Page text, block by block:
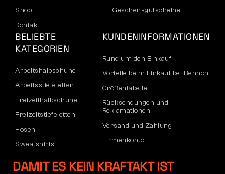
Shop
Kontakt
Geschenkgutscheine
BELIEBTE
KATEGORIEN
Arbeitshalbschuhe
Arbeitsstiefeletten
Freizeithalbschuhe
Freizeitstiefeletten
Hosen
Sweatshirts
KUNDENINFORMATIONEN
Rund um den Einkauf
Vorteile beim Einkauf bei Bennon
Größentabelle
Rücksendungen und
Reklamationen
Versand und Zahlung
Firmenkonto
Reklamation und Garantie
DAMIT ES KEIN KRAFTAKT IST